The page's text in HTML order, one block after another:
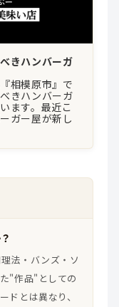
きハンバーガ
相模原市』で
きハンバーガ
ます。最近こ
ガー屋が新し
法・バンズ・ソ
"作品"としての
ドとは異なり、